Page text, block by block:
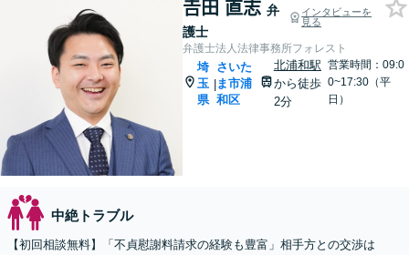
𠮷田 直志 弁
護士
インタビューを
見る
弁護士法人法律事務所フォレスト
埼
玉
県
|
さいた
ま市浦
和区
北浦和駅
から徒歩
2分
営業時間：09:0
0~17:30（平
日）
中絶トラブル
【初回相談無料】「不貞慰謝料請求の経験も豊富」相手方との交渉は